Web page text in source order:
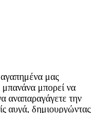
μας
μπανάνα μπορεί να
αναπαραγάγετε την
αυγά, δημιουργώντας